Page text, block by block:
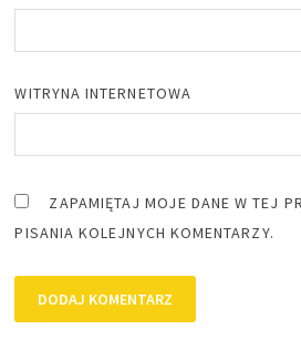
WITRYNA INTERNETOWA
ZAPAMIĘTAJ MOJE DANE W TEJ
PISANIA KOLEJNYCH KOMENTARZY.